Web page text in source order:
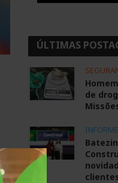
ÚLTIMAS
de